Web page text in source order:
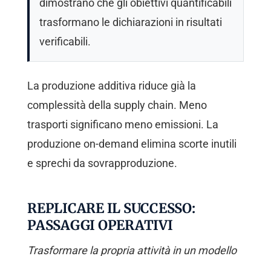
trasformano le dichiarazioni in risultati
verificabili.
La produzione additiva riduce già la
complessità della supply chain. Meno
trasporti significano meno emissioni. La
produzione on-demand elimina scorte inutili
e sprechi da sovrapproduzione.
REPLICARE IL SUCCESSO:
PASSAGGI OPERATIVI
Trasformare la propria attività in un modello